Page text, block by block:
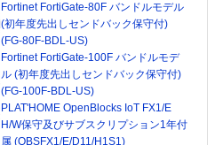
Fortinet FortiGate-80F バンドルモデル
(初年度先出しセンドバック保守付)
(FG-80F-BDL-US)
Fortinet FortiGate-100F バンドルモデ
ル (初年度先出しセンドバック保守付)
(FG-100F-BDL-US)
PLAT'HOME OpenBlocks IoT FX1/E
H/W保守及びサブスクリプション1年付
属 (OBSFX1/E/D11/H1S1)